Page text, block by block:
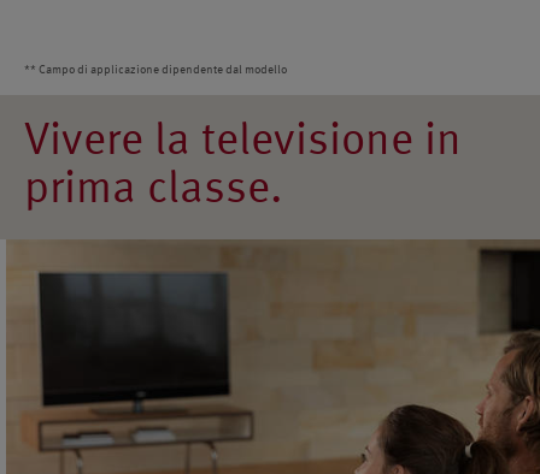
** Campo di applicazione dipendente dal modello
Vivere la televisione in
prima classe.